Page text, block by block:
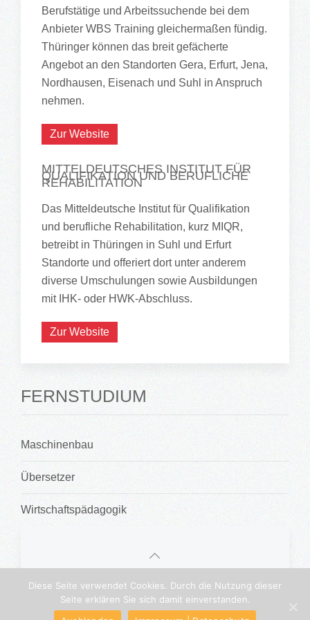
Berufstätige und Arbeitssuchende bei dem
Anbieter WBS Training gleichermaßen fündig.
Thüringer können das breit gefächerte
Angebot an den Standorten Gera, Erfurt, Jena,
Nordhausen, Eisenach und Suhl in Anspruch
nehmen.
Zur Website
MITTELDEUTSCHES INSTITUT FÜR
QUALIFIKATION UND BERUFLICHE
REHABILITATION
Das Mitteldeutsche Institut für Qualifikation
und berufliche Rehabilitation, kurz MIQR,
betreibt in Thüringen in Suhl und Erfurt
Standorte und offeriert dort unter anderem
diverse Umschulungen sowie Ausbildungen
mit IHK- oder HWK-Abschluss.
Zur Website
FERNSTUDIUM
Maschinenbau
Übersetzer
Wirtschaftspädagogik
Impressum
• Datenschutz Sitemap
Diese Seite verwendet Cookies. Durch die Nutzung dieser
Seite erklären Sie sich damit einverstanden.